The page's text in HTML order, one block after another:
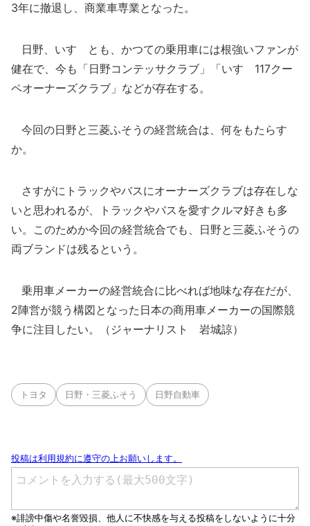
3年に撤退し、商業車専業となった。
日野、いすゞとも、かつての乗用車には根強いファンが
健在で、今も「日野コンテッサクラブ」「いすゞ117クー
ペオーナーズクラブ」などが存在する。
今回の日野と三菱ふそうの経営統合は、何をもたらす
か。
さすがにトラックやバスにオーナーズクラブは存在しな
いと思われるが、トラックやバスを愛すクルマ好きも多
い。このためか今回の経営統合でも、日野と三菱ふそうの
両ブランドは残るという。
乗用車メーカーの経営統合に比べれば地味な存在だが、
2陣営が競う構図となった日本の商用車メーカーの国際競
争に注目したい。（ジャーナリスト 岩城諒）
トヨタ 日野・三菱ふそう 日野自動車